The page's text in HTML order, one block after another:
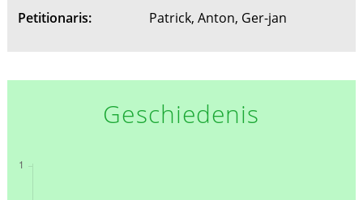
Petitionaris:
Patrick, Anton, Ger-jan
Geschiedenis